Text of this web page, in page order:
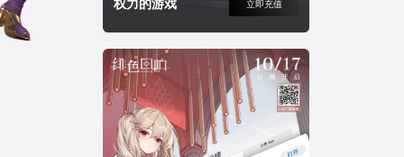
权力的游戏 立即充值